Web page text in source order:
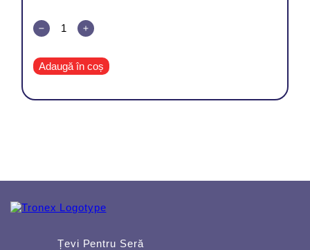
Adaugă în coș
Țevi Pentru Seră